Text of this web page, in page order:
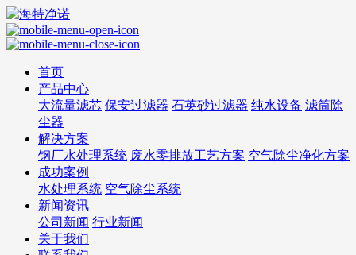
首页
产品中心
大流量滤芯 保安过滤器 石英砂过滤器 纯水设备 滤筒除
尘器
解决方案
钢厂水处理系统 废水零排放工艺方案 空气除尘净化方案
成功案例
水处理系统 空气除尘系统
新闻资讯
公司新闻 行业新闻
关于我们